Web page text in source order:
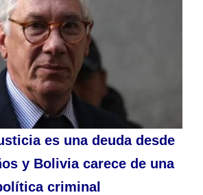
es una deuda desde
y Bolivia carece de una
criminal